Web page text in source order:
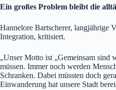
Ein großes Problem bleibt die
Hannelore Bartscherer, langjährige
Integration, kritisiert.
„Unser Motto ist „Gemeinsam sind
müssen. Immer noch werden
Schranken. Dabei müssten doch
Einwanderung hat unsere Stadt